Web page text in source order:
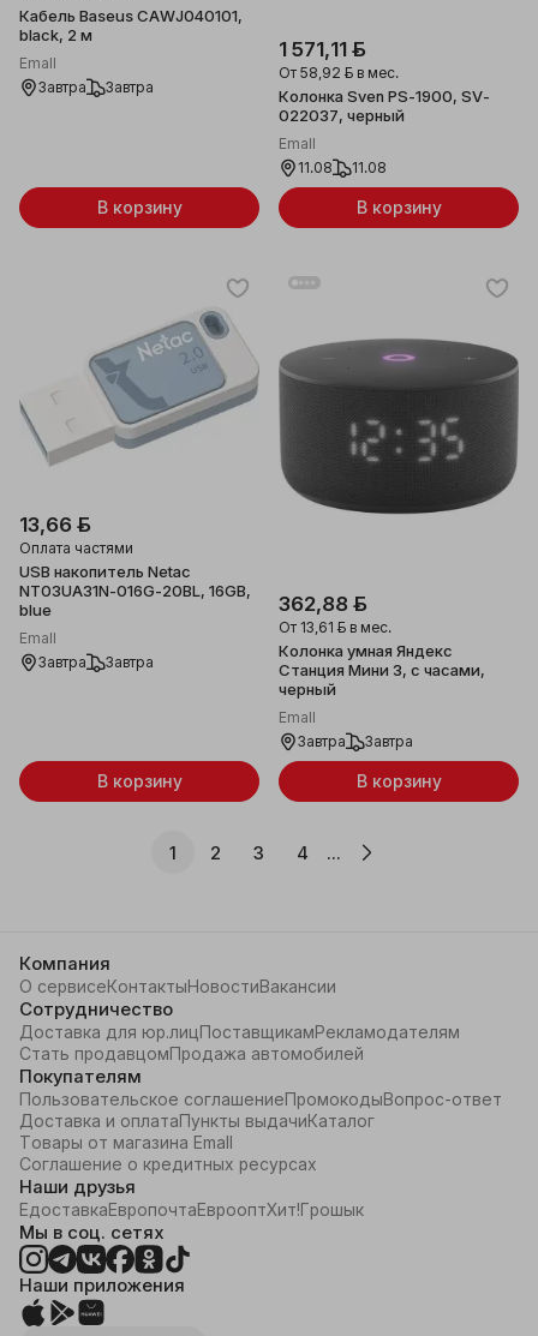
Кабель Baseus CAWJ040101,
black, 2 м
Emall
Завтра
Завтра
В корзину
1 571,11 ƃ
От 58,92 ƃ в мес.
Колонка Sven PS-1900, SV-
022037, черный
Emall
11.08
11.08
В корзину
13,66 ƃ
Оплата частями
USB накопитель Netac
NT03UA31N-016G-20BL, 16GB,
blue
Emall
Завтра
Завтра
В корзину
362,88 ƃ
От 13,61 ƃ в мес.
Колонка умная Яндекс
Станция Мини 3, с часами,
черный
Emall
Завтра
Завтра
В корзину
1 2 3 4 ...
Компания
О сервисеКонтактыНовостиВакансии
Сотрудничество
Доставка для юр.лицПоставщикамРекламодателям
Стать продавцомПродажа автомобилей
Покупателям
Пользовательское соглашениеПромокодыВопрос-ответ
Доставка и оплатаПункты выдачиКаталог
Товары от магазина Emall
Соглашение о кредитных ресурсах
Наши друзья
ЕдоставкаЕвропочтаЕврооптХит!Грошык
Мы в соц. сетях
Наши приложения